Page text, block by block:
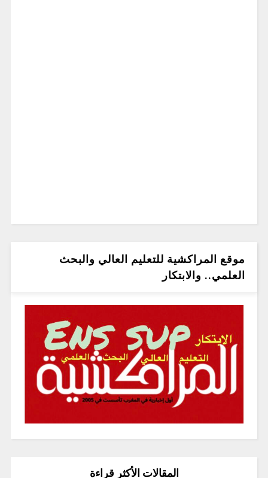
موقع المراكشية للتعليم العالي والبحث
العلمي.. والابتكار
المقالات الأكثر قراءة